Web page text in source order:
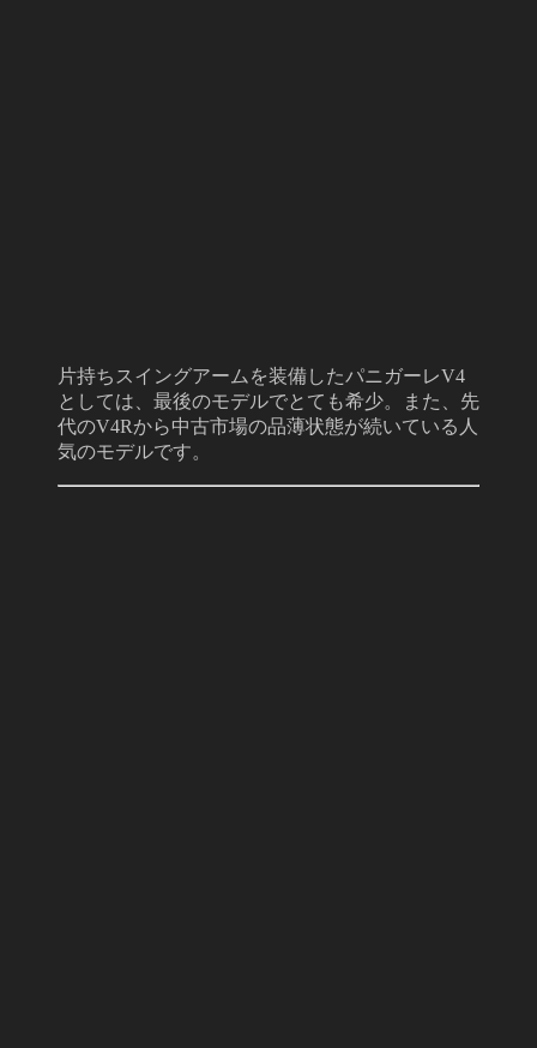
片持ちスイングアームを装備したパニガーレV4
としては、最後のモデルでとても希少。また、先
代のV4Rから中古市場の品薄状態が続いている人
気のモデルです。